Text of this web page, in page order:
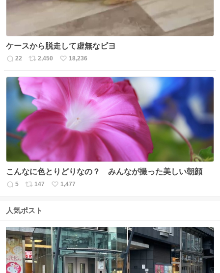
ケースから脱走して虚無なピヨ
返
22
リ
ト
数
2,450
い
ね
数
18,236
こんなに色とりどりなの？ みんなが撮った美しい朝顔
返
数
5
リ
ス
数
147
い
1,477
人気ポスト